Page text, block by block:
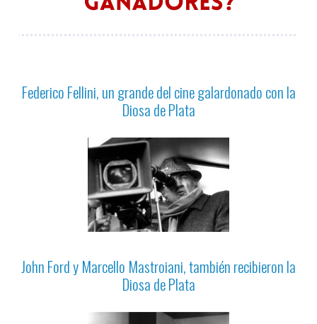
Federico Fellini, un grande del cine galardonado con la
Diosa de Plata
John Ford y Marcello Mastroiani, también recibieron la
Diosa de Plata